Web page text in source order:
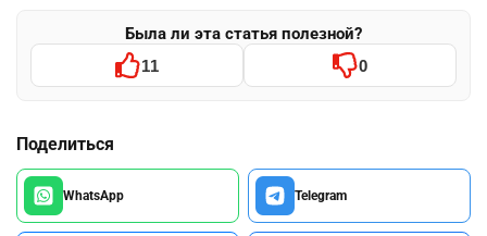
Была ли эта статья полезной?
11 0
Поделиться
WhatsApp Telegram